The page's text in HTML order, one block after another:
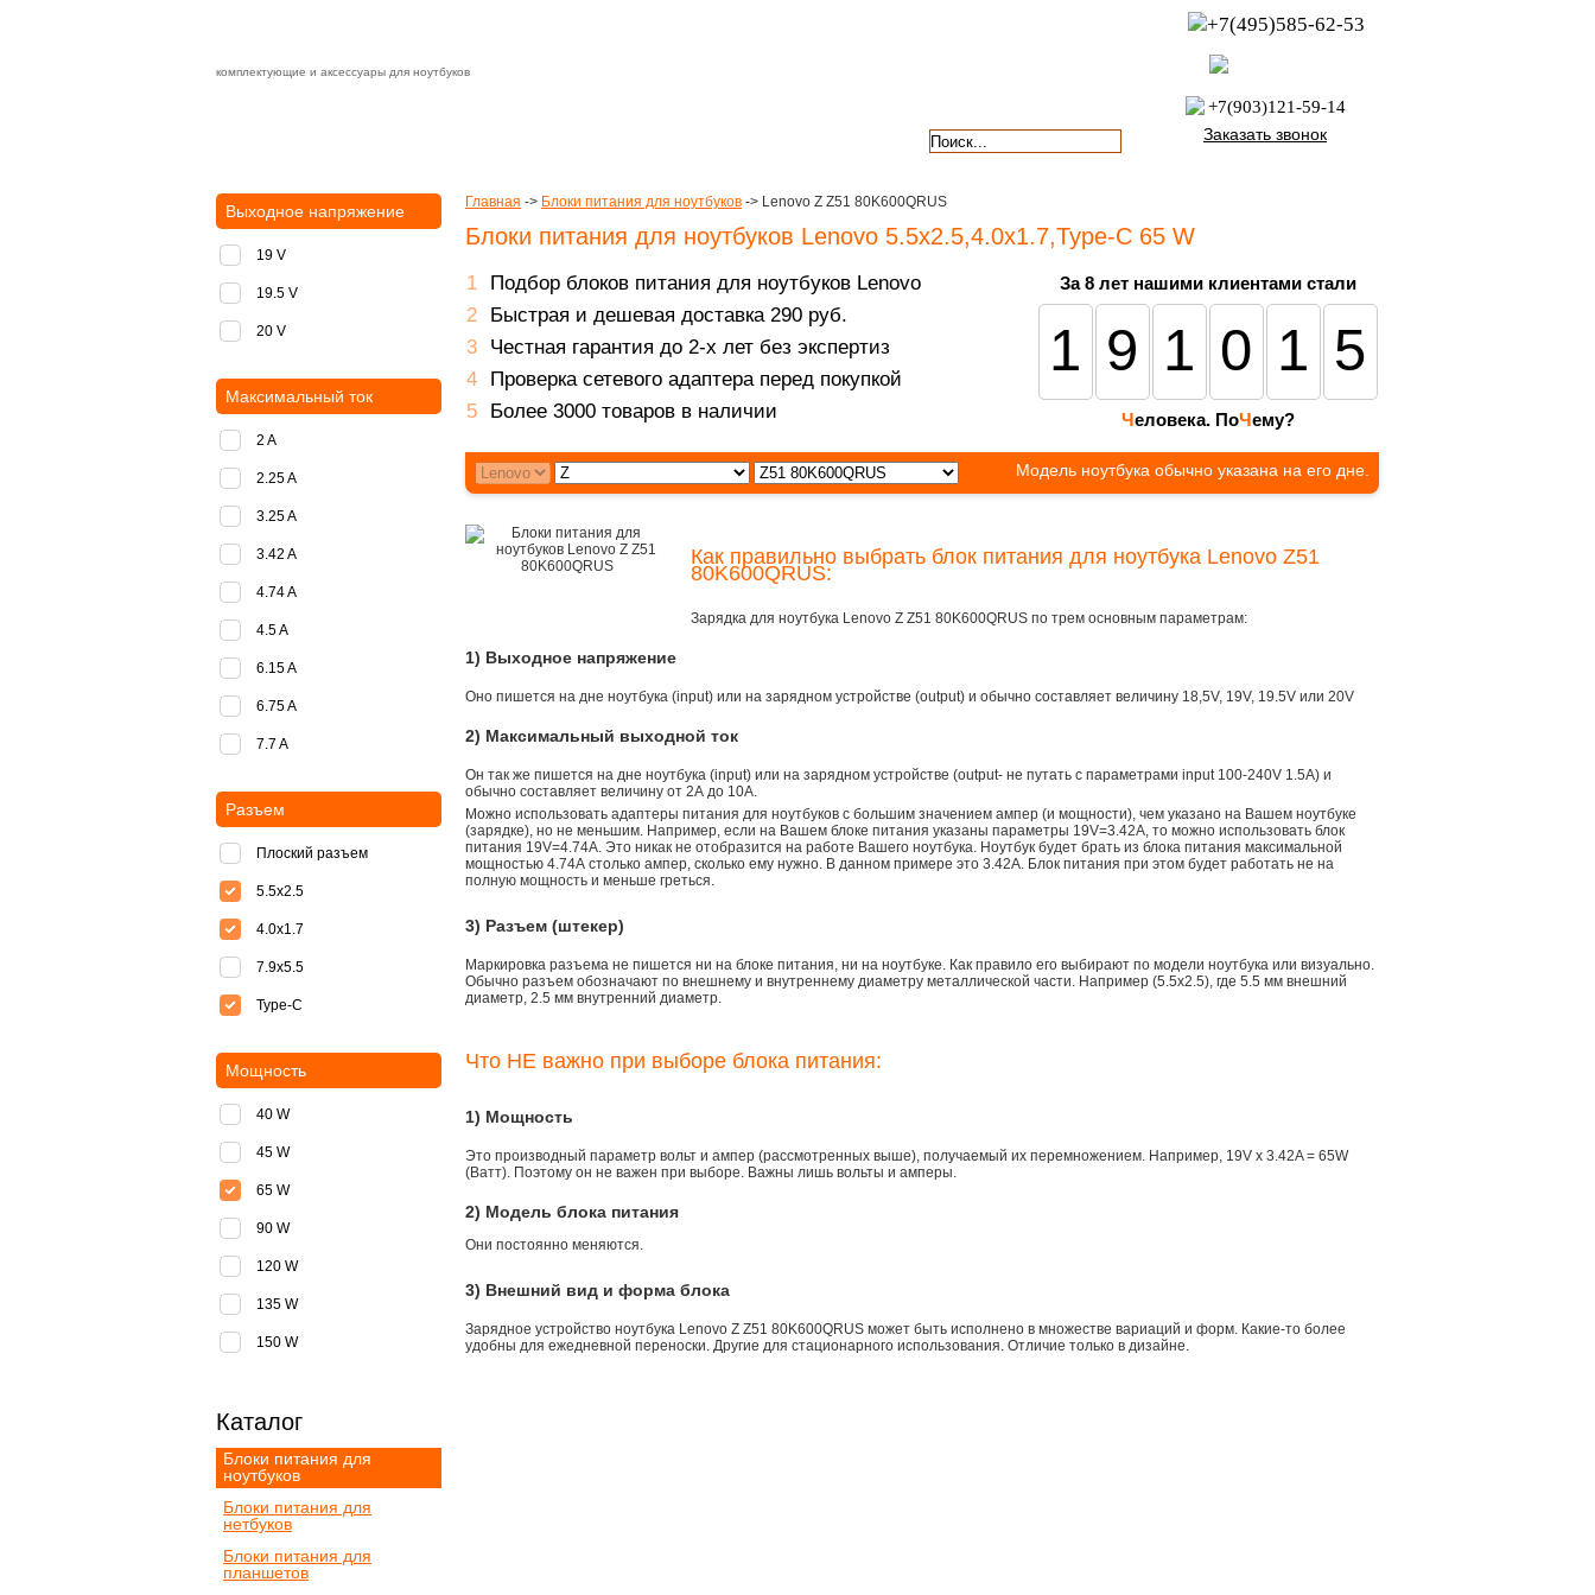
комплектующие и аксессуары для ноутбуков
+7(495)585-62-53
+7(903)121-59-14
Заказать звонок
Главная -> Блоки питания для ноутбуков -> Lenovo Z Z51 80K600QRUS
Блоки питания для ноутбуков Lenovo 5.5x2.5,4.0x1.7,Type-C 65 W
Подбор блоков питания для ноутбуков Lenovo
Быстрая и дешевая доставка 290 руб.
Честная гарантия до 2-х лет без экспертиз
Проверка сетевого адаптера перед покупкой
Более 3000 товаров в наличии
За 8 лет нашими клиентами стали
191015
Человека. ПоЧему?
Модель ноутбука обычно указана на его дне.
Как правильно выбрать блок питания для ноутбука Lenovo Z51
80K600QRUS:
Зарядка для ноутбука Lenovo Z Z51 80K600QRUS по трем основным параметрам:
1) Выходное напряжение
Оно пишется на дне ноутбука (input) или на зарядном устройстве (output) и обычно составляет величину 18,5V, 19V, 19.5V или 20V
2) Максимальный выходной ток
Он так же пишется на дне ноутбука (input) или на зарядном устройстве (output- не путать с параметрами input 100-240V 1.5A) и
обычно составляет величину от 2А до 10A.
Можно использовать адаптеры питания для ноутбуков с большим значением ампер (и мощности), чем указано на Вашем ноутбуке
(зарядке), но не меньшим. Например, если на Вашем блоке питания указаны параметры 19V=3.42A, то можно использовать блок
питания 19V=4.74A. Это никак не отобразится на работе Вашего ноутбука. Ноутбук будет брать из блока питания максимальной
мощностью 4.74А столько ампер, сколько ему нужно. В данном примере это 3.42А. Блок питания при этом будет работать не на
полную мощность и меньше греться.
3) Разъем (штекер)
Маркировка разъема не пишется ни на блоке питания, ни на ноутбуке. Как правило его выбирают по модели ноутбука или визуально.
Обычно разъем обозначают по внешнему и внутреннему диаметру металлической части. Например (5.5x2.5), где 5.5 мм внешний
диаметр, 2.5 мм внутренний диаметр.
Что НЕ важно при выборе блока питания:
1) Мощность
Это производный параметр вольт и ампер (рассмотренных выше), получаемый их перемножением. Например, 19V x 3.42A = 65W
(Ватт). Поэтому он не важен при выборе. Важны лишь вольты и амперы.
2) Модель блока питания
Они постоянно меняются.
3) Внешний вид и форма блока
Зарядное устройство ноутбука Lenovo Z Z51 80K600QRUS может быть исполнено в множестве вариаций и форм. Какие-то более
удобны для ежедневной переноски. Другие для стационарного использования. Отличие только в дизайне.
Выходное напряжение
19 V
19.5 V
20 V
Максимальный ток
2 A
2.25 A
3.25 A
3.42 A
4.74 A
4.5 A
6.15 A
6.75 A
7.7 A
Разъем
Плоский разъем
5.5x2.5
4.0x1.7
7.9x5.5
Type-C
Мощность
40 W
45 W
65 W
90 W
120 W
135 W
150 W
Каталог
Блоки питания для
ноутбуков
Блоки питания для
нетбуков
Блоки питания для
планшетов